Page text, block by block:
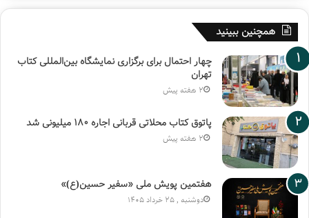
همچنین ببینید
چهار احتمال برای برگزاری نمایشگاه بین‌المللی کتاب
تهران
2 هفته پیش
پاتوق کتاب محلاتی قربانی اجاره ۱۸۰ میلیونی شد
2 هفته پیش
هفتمین پویش ملی «سفیر حسین(ع)»
دوشنبه , 25 خرداد 1405